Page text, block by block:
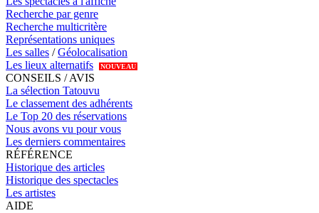
Recherche par genre
Recherche multicritère
Représentations uniques
Les salles /Géolocalisation
Les lieux alternatifs
NOUVEAU
CONSEILS / AVIS
La sélection Tatouvu
Le classement des adhérents
Le Top 20 des réservations
Nous avons vu pour vous
Les derniers commentaires
RÉFÉRENCE
Historique des articles
Historique des spectacles
Les artistes
AIDE